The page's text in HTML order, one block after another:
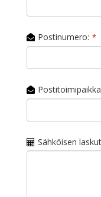
Postinumero: *
Sähköisen